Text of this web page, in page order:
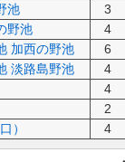
池
3
野池
4
加西の野池
6
淡路島野池
4
4
2
）
4